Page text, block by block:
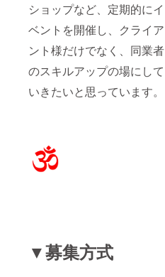
ショップなど、定期的にイ
ベントを開催し、クライア
ント様だけでなく、同業者
のスキルアップの場にして
いきたいと思っています。
▼募集方式